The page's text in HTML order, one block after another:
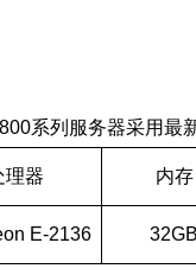
系列服务器采用最
理器 内存
E-2136 32GB